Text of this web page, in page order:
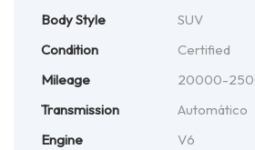
Body Style
SUV
Condition
Certified
Mileage
20000-
Transmission
Automático
Engine
V6